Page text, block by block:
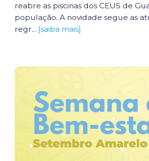
reabre as piscinas dos CEUS de
população. A novidade segue as
regr... [saiba mais]